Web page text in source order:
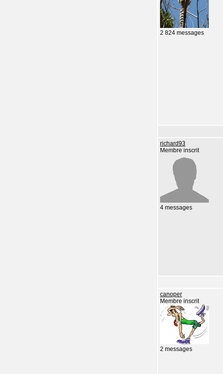
2 824 messages
richard93
Membre inscrit
4 messages
canoper
Membre inscrit
2 messages